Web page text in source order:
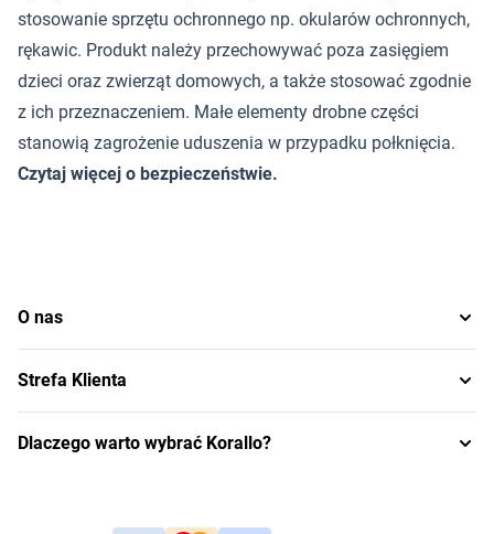
stosowanie sprzętu ochronnego np. okularów ochronnych,
rękawic. Produkt należy przechowywać poza zasięgiem
dzieci oraz zwierząt domowych, a także stosować zgodnie
z ich przeznaczeniem. Małe elementy drobne części
stanowią zagrożenie uduszenia w przypadku połknięcia.
Czytaj więcej o bezpieczeństwie.
O nas
Strefa Klienta
Dlaczego warto wybrać Korallo?